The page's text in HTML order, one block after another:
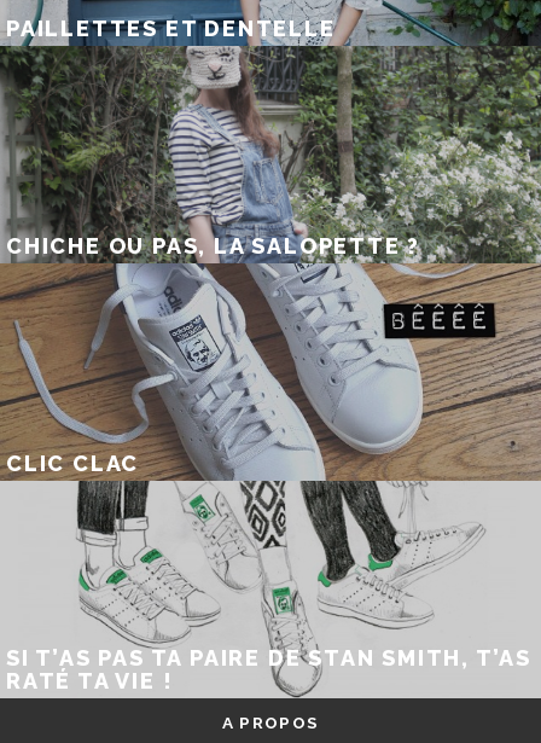
PAILLETTES ET DENTELLE
CHICHE OU PAS, LA SALOPETTE ?
CLIC CLAC
SI T’AS PAS TA PAIRE DE STAN SMITH, T’AS
RATÉ TA VIE !
A PROPOS